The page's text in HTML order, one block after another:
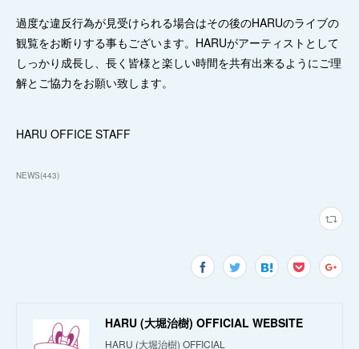
過度な違反行為が見受けられる場合はその後のHARUのライブの
観覧をお断りする事もございます。HARUがアーティストとして
しっかり成長し、長く皆様と楽しい時間を共有出来るようにご理
解とご協力をお願い致します。
HARU OFFICE STAFF
NEWS(443)
HARU (大堀治樹) OFFICIAL WEBSITE
HARU (大堀治樹) OFFICIAL